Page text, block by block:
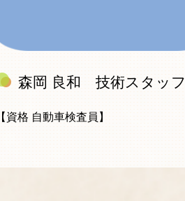
森岡 良和 技術スタッフ
【資格 自動車検査員】